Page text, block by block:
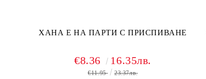
ХАНА Е НА ПАРТИ С ПРИСПИВАНЕ
€8.36 16.35лв.
€11.95 23.37лв.